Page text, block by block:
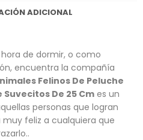
ADICIONAL
de dormir, o como
encuentra la compañía
Felinos De Peluche
De 25 Cm es un
personas que logran
feliz a cualquiera que